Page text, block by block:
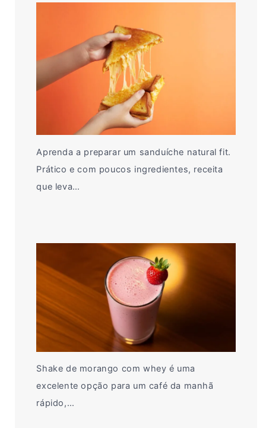
Aprenda a preparar um sanduíche natural fit.
Prático e com poucos ingredientes, receita
que leva…
Shake de morango com whey é uma
excelente opção para um café da manhã
rápido,…